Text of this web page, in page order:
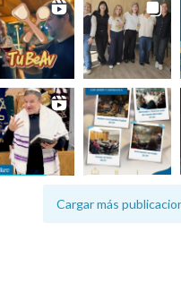
Cargar más